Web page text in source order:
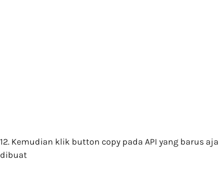
12. Kemudian klik button copy pada API yang barus aja
dibuat